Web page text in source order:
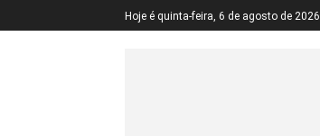
Hoje é quinta-feira, 6 de agosto de 2026